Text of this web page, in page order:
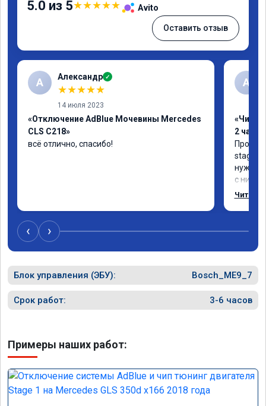
5.0 из 5★★★★★ Avito
Оставить отзыв
А Александр ✓
★★★★★
14 июля 2023
«Отключение AdBlue Мочевины Mercedes
CLS C218»
всё отлично, спасибо!
А
«Чип
2 часа»
stage
нужно:
с
Одни
Читать
‹ ›
Блок управления (ЭБУ): Bosch_ME9_7
Срок работ: 3-6 часов
Примеры наших работ: